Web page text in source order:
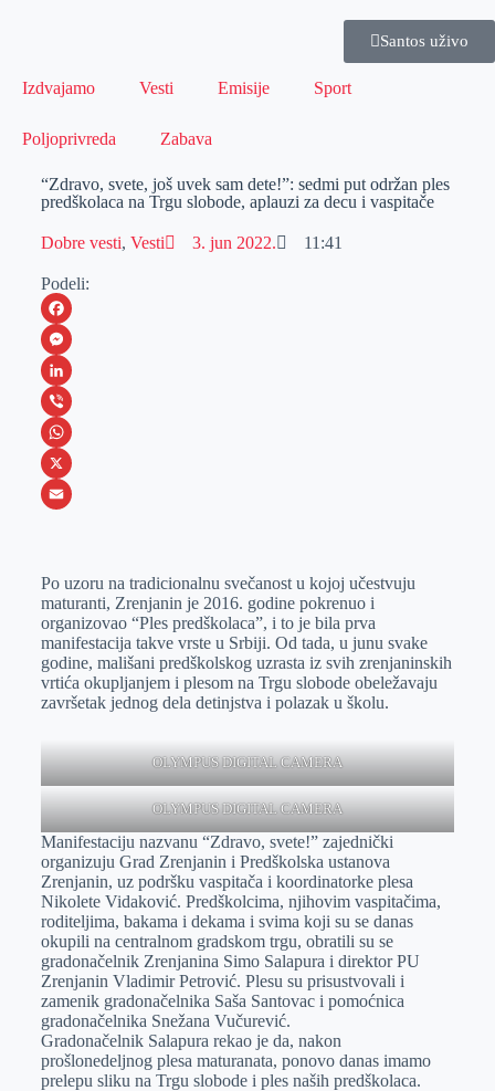
Santos uživo
Izdvajamo Vesti Emisije Sport
Poljoprivreda Zabava
“Zdravo, svete, još uvek sam dete!”: sedmi put održan ples
predškolaca na Trgu slobode, aplauzi za decu i vaspitače
Dobre vesti, Vesti 3. jun 2022. 11:41
Podeli:
F
a
c
e
b
o
M
e
s
s
e
e
r
L
i
n
k
I
n
V
i
b
W
h
s
A
p
p
X
a
i
l
Po uzoru na tradicionalnu svečanost u kojoj učestvuju
maturanti, Zrenjanin je 2016. godine pokrenuo i
organizovao “Ples predškolaca”, i to je bila prva
manifestacija takve vrste u Srbiji. Od tada, u junu svake
godine, mališani predškolskog uzrasta iz svih zrenjaninskih
vrtića okupljanjem i plesom na Trgu slobode obeležavaju
završetak jednog dela detinjstva i polazak u školu.
OLYMPUS DIGITAL CAMERA
OLYMPUS DIGITAL CAMERA
Manifestaciju nazvanu “Zdravo, svete!” zajednički
organizuju Grad Zrenjanin i Predškolska ustanova
Zrenjanin, uz podršku vaspitača i koordinatorke plesa
Nikolete Vidaković. Predškolcima, njihovim vaspitačima,
roditeljima, bakama i dekama i svima koji su se danas
okupili na centralnom gradskom trgu, obratili su se
gradonačelnik Zrenjanina Simo Salapura i direktor PU
Zrenjanin Vladimir Petrović. Plesu su prisustvovali i
zamenik gradonačelnika Saša Santovac i pomoćnica
gradonačelnika Snežana Vučurević.
Gradonačelnik Salapura rekao je da, nakon
prošlonedeljnog plesa maturanata, ponovo danas imamo
prelepu sliku na Trgu slobode i ples naših predškolaca.